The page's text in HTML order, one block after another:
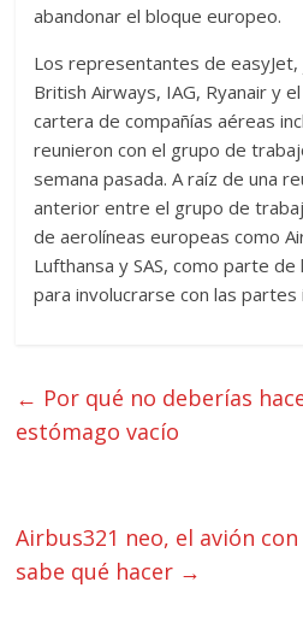
abandonar el bloque europeo.
Los representantes de
British Airways, IAG, Ryanair y
cartera de compañías aéreas
reunieron con el grupo de
semana pasada. A raíz de una
anterior entre el grupo de
de aerolíneas europeas como
Lufthansa y SAS, como parte
para involucrarse con las partes
← Por qué no deberías
estómago vacío
Airbus321 neo, el avión
sabe qué hacer →